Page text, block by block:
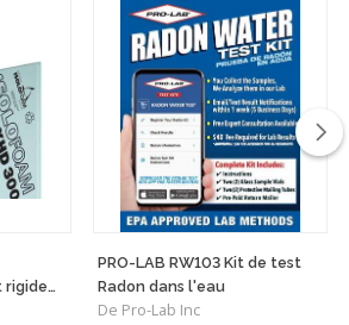
rigide
PRO-LAB RW103 Kit de test
Radon dans l'eau
De Pro-Lab Inc